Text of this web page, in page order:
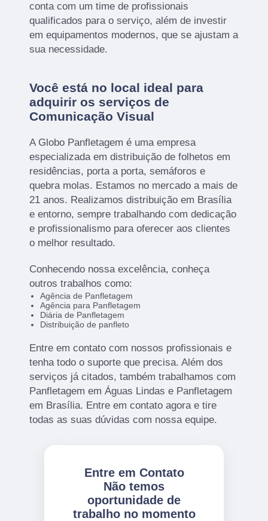
conta com um time de profissionais
qualificados para o serviço, além de investir
em equipamentos modernos, que se ajustam a
sua necessidade.
Você está no local ideal para
adquirir os serviços de
Comunicação Visual
A Globo Panfletagem é uma empresa
especializada em distribuição de folhetos em
residências, porta a porta, semáforos e
quebra molas. Estamos no mercado a mais de
21 anos. Realizamos distribuição em Brasília
e entorno, sempre trabalhando com dedicação
e profissionalismo para oferecer aos clientes
o melhor resultado.
Conhecendo nossa excelência, conheça
outros trabalhos como:
Agência de Panfletagem
Agência para Panfletagem
Diária de Panfletagem
Distribuição de panfleto
Entre em contato com nossos profissionais e
tenha todo o suporte que precisa. Além dos
serviços já citados, também trabalhamos com
Panfletagem em Águas Lindas e Panfletagem
em Brasília. Entre em contato agora e tire
todas as suas dúvidas com nossa equipe.
Entre em Contato
Não temos
oportunidade de
trabalho no momento